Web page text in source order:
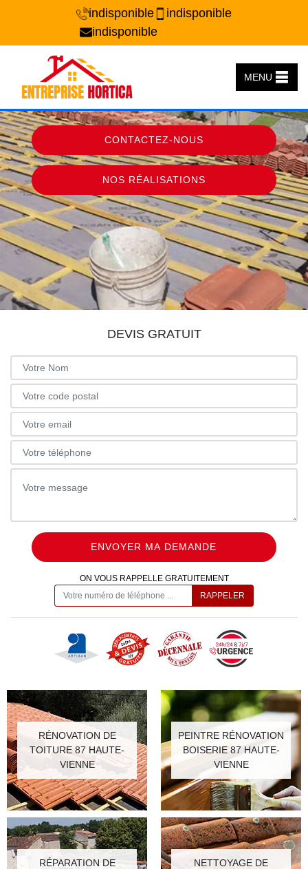
indisponible
indisponible
indisponible
MENU
CONTACTEZ-NOUS
NOS RÉALISATIONS
DEVIS GRATUIT
ON VOUS RAPPELLE GRATUITEMENT
RÉNOVATION DE
TOITURE 87 HAUTE-
VIENNE
PEINTRE RÉNOVATION
BOISERIE 87 HAUTE-
VIENNE
RÉPARATION DE
NETTOYAGE DE